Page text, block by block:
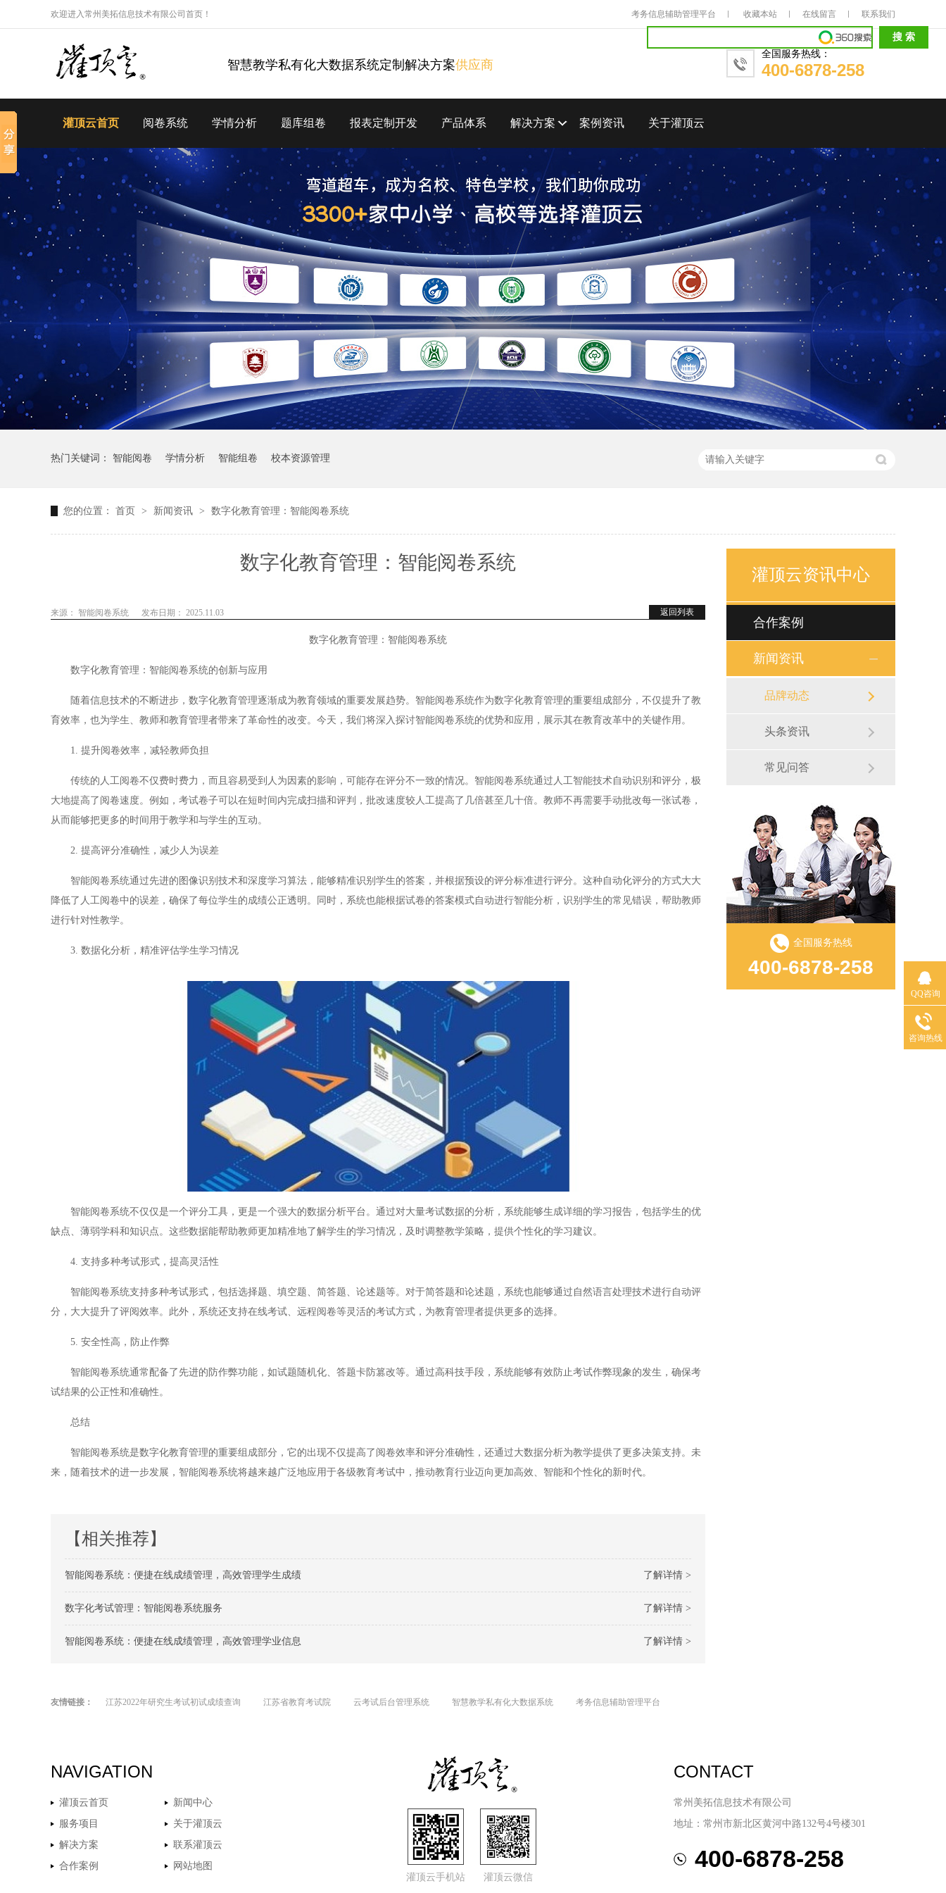
考务信息辅助管理平台 收藏本站 在线留言 联系我们
欢迎进入常州美拓信息技术有限公司首页！
智慧教学私有化大数据系统定制解决方案供应商
全国服务热线：
400-6878-258
灌顶云首页 阅卷系统 学情分析 题库组卷 报表定制开发 产品体系 解决方案 案例资讯 关于灌顶云
热门关键词： 智能阅卷 学情分析 智能组卷 校本资源管理
您的位置： 首页 > 新闻资讯 > 数字化教育管理：智能阅卷系统
数字化教育管理：智能阅卷系统
返回列表
来源： 智能阅卷系统 发布日期： 2025.11.03
数字化教育管理：智能阅卷系统
数字化教育管理：智能阅卷系统的创新与应用
随着信息技术的不断进步，数字化教育管理逐渐成为教育领域的重要发展趋势。智能阅卷系统作为数字化教育管理的重要组成部分，不仅提升了教
育效率，也为学生、教师和教育管理者带来了革命性的改变。今天，我们将深入探讨智能阅卷系统的优势和应用，展示其在教育改革中的关键作用。
1. 提升阅卷效率，减轻教师负担
传统的人工阅卷不仅费时费力，而且容易受到人为因素的影响，可能存在评分不一致的情况。智能阅卷系统通过人工智能技术自动识别和评分，极
大地提高了阅卷速度。例如，考试卷子可以在短时间内完成扫描和评判，批改速度较人工提高了几倍甚至几十倍。教师不再需要手动批改每一张试卷，
从而能够把更多的时间用于教学和与学生的互动。
2. 提高评分准确性，减少人为误差
智能阅卷系统通过先进的图像识别技术和深度学习算法，能够精准识别学生的答案，并根据预设的评分标准进行评分。这种自动化评分的方式大大
降低了人工阅卷中的误差，确保了每位学生的成绩公正透明。同时，系统也能根据试卷的答案模式自动进行智能分析，识别学生的常见错误，帮助教师
进行针对性教学。
3. 数据化分析，精准评估学生学习情况
智能阅卷系统不仅仅是一个评分工具，更是一个强大的数据分析平台。通过对大量考试数据的分析，系统能够生成详细的学习报告，包括学生的优
缺点、薄弱学科和知识点。这些数据能帮助教师更加精准地了解学生的学习情况，及时调整教学策略，提供个性化的学习建议。
4. 支持多种考试形式，提高灵活性
智能阅卷系统支持多种考试形式，包括选择题、填空题、简答题、论述题等。对于简答题和论述题，系统也能够通过自然语言处理技术进行自动评
分，大大提升了评阅效率。此外，系统还支持在线考试、远程阅卷等灵活的考试方式，为教育管理者提供更多的选择。
5. 安全性高，防止作弊
智能阅卷系统通常配备了先进的防作弊功能，如试题随机化、答题卡防篡改等。通过高科技手段，系统能够有效防止考试作弊现象的发生，确保考
试结果的公正性和准确性。
总结
智能阅卷系统是数字化教育管理的重要组成部分，它的出现不仅提高了阅卷效率和评分准确性，还通过大数据分析为教学提供了更多决策支持。未
来，随着技术的进一步发展，智能阅卷系统将越来越广泛地应用于各级教育考试中，推动教育行业迈向更加高效、智能和个性化的新时代。
【相关推荐】
了解详情 >
智能阅卷系统：便捷在线成绩管理，高效管理学生成绩
了解详情 >
数字化考试管理：智能阅卷系统服务
了解详情 >
智能阅卷系统：便捷在线成绩管理，高效管理学业信息
灌顶云资讯中心
合作案例
新闻资讯
品牌动态
头条资讯
常见问答
全国服务热线
400-6878-258
友情链接： 江苏2022年研究生考试初试成绩查询 江苏省教育考试院 云考试后台管理系统 智慧教学私有化大数据系统 考务信息辅助管理平台
NAVIGATION
灌顶云首页
新闻中心
服务项目
关于灌顶云
解决方案
联系灌顶云
合作案例
网站地图
灌顶云手机站
灌顶云微信
CONTACT
常州美拓信息技术有限公司
地址：常州市新北区黄河中路132号4号楼301
400-6878-258
QQ咨询
咨询热线